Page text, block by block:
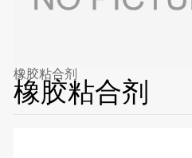
橡胶粘合剂
橡胶粘合剂